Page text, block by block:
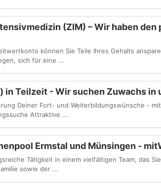
(ZIM) – Wir haben den
können Sie Teile Ihres Gehalts
sich für eine ...
Teilzeit - Wir suchen Zuwachs in
Deiner Fort- und Weiterbildungswünsche -
Attraktive ...
Ermstal und Münsingen -
Tätigkeit in einem vielfältigen Team, das
sowie der ...